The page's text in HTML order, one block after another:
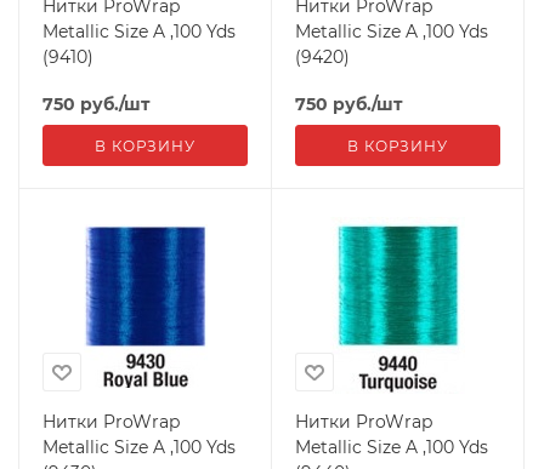
Нитки ProWrap
Metallic Size A ,100 Yds
(9410)
750 руб./шт
В КОРЗИНУ
Нитки ProWrap
Metallic Size A ,100 Yds
(9420)
750 руб./шт
В КОРЗИНУ
Нитки ProWrap
Metallic Size A ,100 Yds
Нитки ProWrap
Metallic Size A ,100 Yds